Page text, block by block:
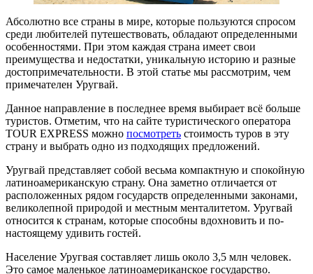
Абсолютно все страны в мире, которые пользуются спросом
среди любителей путешествовать, обладают определенными
особенностями. При этом каждая страна имеет свои
преимущества и недостатки, уникальную историю и разные
достопримечательности. В этой статье мы рассмотрим, чем
примечателен Уругвай.
Данное направление в последнее время выбирает всё больше
туристов. Отметим, что на сайте туристического оператора
TOUR EXPRESS можно посмотреть стоимость туров в эту
страну и выбрать одно из подходящих предложений.
Уругвай представляет собой весьма компактную и спокойную
латиноамериканскую страну. Она заметно отличается от
расположенных рядом государств определенными законами,
великолепной природой и местным менталитетом. Уругвай
относится к странам, которые способны вдохновить и по-
настоящему удивить гостей.
Население Уругвая составляет лишь около 3,5 млн человек.
Это самое маленькое латиноамериканское государство.